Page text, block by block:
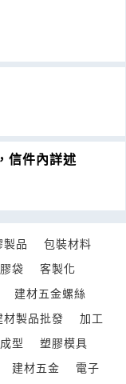
信件內詳述
製品
包裝材料
袋
客製化
建材五金螺絲
材製品批發
加工
型
塑膠模具
建材五金
電子